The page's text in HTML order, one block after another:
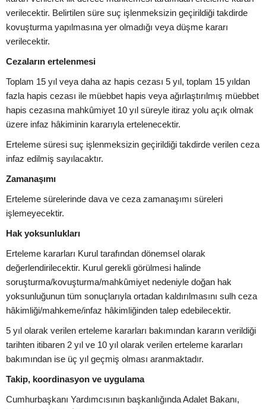
verilecektir. Belirtilen süre suç işlenmeksizin geçirildiği takdirde
kovuşturma yapılmasına yer olmadığı veya düşme kararı
verilecektir.
Cezaların ertelenmesi
Toplam 15 yıl veya daha az hapis cezası 5 yıl, toplam 15 yıldan
fazla hapis cezası ile müebbet hapis veya ağırlaştırılmış müebbet
hapis cezasına mahkûmiyet 10 yıl süreyle itiraz yolu açık olmak
üzere infaz hâkiminin kararıyla ertelenecektir.
Erteleme süresi suç işlenmeksizin geçirildiği takdirde verilen ceza
infaz edilmiş sayılacaktır.
Zamanaşımı
Erteleme sürelerinde dava ve ceza zamanaşımı süreleri
işlemeyecektir.
Hak yoksunlukları
Erteleme kararları Kurul tarafından dönemsel olarak
değerlendirilecektir. Kurul gerekli görülmesi halinde
soruşturma/kovuşturma/mahkûmiyet nedeniyle doğan hak
yoksunluğunun tüm sonuçlarıyla ortadan kaldırılmasını sulh ceza
hâkimliği/mahkeme/infaz hâkimliğinden talep edebilecektir.
5 yıl olarak verilen erteleme kararları bakımından kararın verildiği
tarihten itibaren 2 yıl ve 10 yıl olarak verilen erteleme kararları
bakımından ise üç yıl geçmiş olması aranmaktadır.
Takip, koordinasyon ve uygulama
Cumhurbaşkanı Yardımcısının başkanlığında Adalet Bakanı,